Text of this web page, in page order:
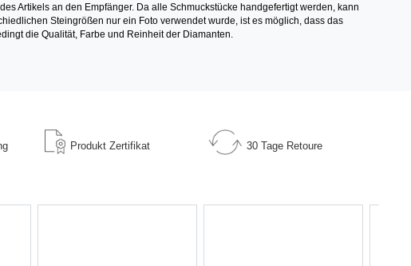
Artikels an den Empfänger. Da alle Schmuckstücke handgefertigt werden, kann
Steingrößen nur ein Foto verwendet wurde, ist es möglich, dass das
die Qualität, Farbe und Reinheit der Diamanten.
Produkt Zertifikat 30 Tage Retoure